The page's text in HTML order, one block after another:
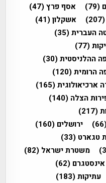
(79) אסף פרץ(47)
(207) אשקלון(41)
העברית(35)
(77)
ההלניסטית(30)
הרומית(120)
ארכיאולוגית(165)
הצלה (140)
(217)
ירושלים (160)
טגארט (33)
משטרת ישראל (82)
(62)
עתיקות(183)